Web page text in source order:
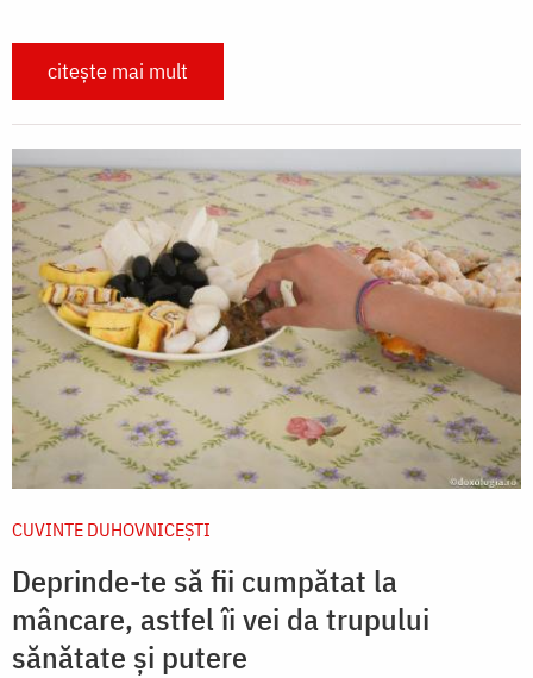
citește mai mult
CUVINTE DUHOVNICEȘTI
Deprinde-te să fii cumpătat la
mâncare, astfel îi vei da trupului
sănătate și putere